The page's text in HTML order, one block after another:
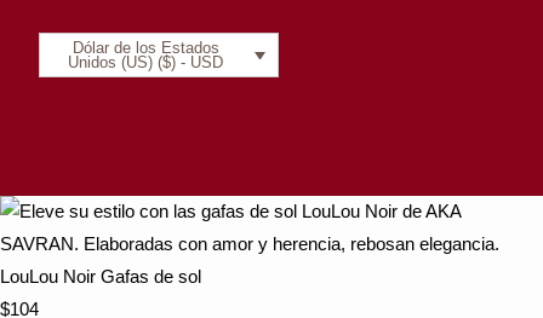
Dólar de los Estados
Unidos (US) ($) - USD
LouLou Noir Gafas de sol
$104